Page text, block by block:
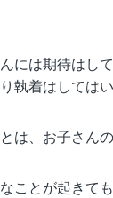
には期待はし
執着はしては
は、お子さん
ことが起きても